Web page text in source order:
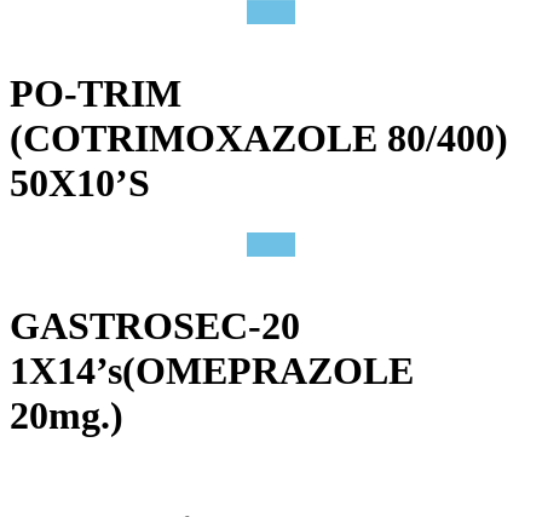
PO-TRIM
(COTRIMOXAZOLE 80/400)
50X10’S
GASTROSEC-20
1X14’s(OMEPRAZOLE
20mg.)